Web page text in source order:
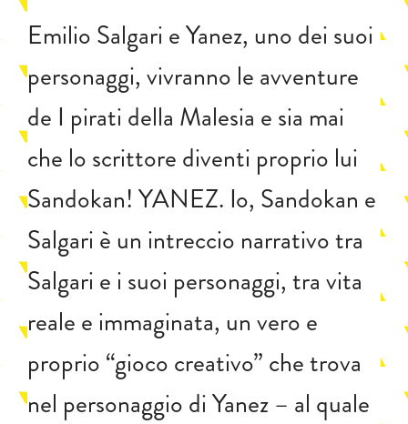
Emilio Salgari e Yanez, uno dei suoi
personaggi, vivranno le avventure
de I pirati della Malesia e sia mai
che lo scrittore diventi proprio lui
Sandokan! YANEZ. Io, Sandokan e
Salgari è un intreccio narrativo tra
Salgari e i suoi personaggi, tra vita
reale e immaginata, un vero e
proprio “gioco creativo” che trova
nel personaggio di Yanez – al quale